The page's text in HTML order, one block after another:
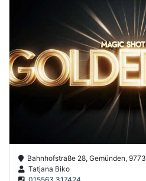
Bahnhofstraße 28, Gemünden,
Tatjana Biko